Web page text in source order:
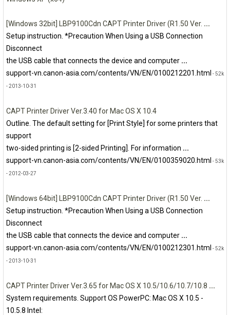
[Windows 32bit] LBP9100Cdn CAPT Printer Driver (R1.50 Ver. ...
Setup instruction. *Precaution When Using a USB Connection
Disconnect
the USB cable that connects the device and computer ...
support-vn.canon-asia.com/contents/VN/EN/0100212201.html - 52k
- 2013-10-31
CAPT Printer Driver Ver.3.40 for Mac OS X 10.4
Outline. The default setting for [Print Style] for some printers that
support
two-sided printing is [2-sided Printing]. For information ...
support-vn.canon-asia.com/contents/VN/EN/0100359020.html - 53k
- 2012-03-27
[Windows 64bit] LBP9100Cdn CAPT Printer Driver (R1.50 Ver. ...
Setup instruction. *Precaution When Using a USB Connection
Disconnect
the USB cable that connects the device and computer ...
support-vn.canon-asia.com/contents/VN/EN/0100212301.html - 52k
- 2013-10-31
CAPT Printer Driver Ver.3.65 for Mac OS X 10.5/10.6/10.7/10.8 ...
System requirements. Support OS PowerPC: Mac OS X 10.5 -
10.5.8 Intel: